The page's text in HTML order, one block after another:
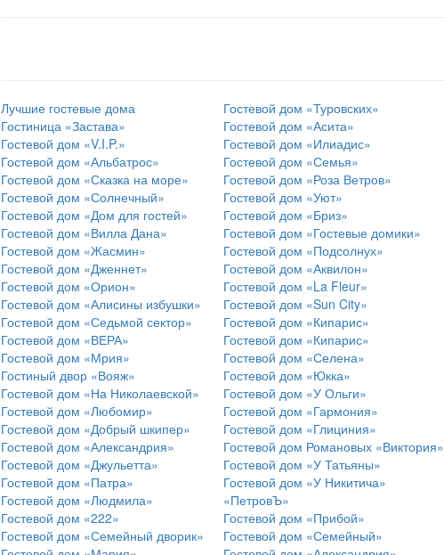
Лучшие гостевые дома Гостевой дом «Туровских»
Гостиница «Застава»
Гостевой дом «Асита»
Гостевой дом «V.I.P.»
Гостевой дом «Илиадис»
Гостевой дом «Альбатрос»
Гостевой дом «Семья»
Гостевой дом «Сказка на море»
Гостевой дом «Роза Ветров»
Гостевой дом «Солнечный»
Гостевой дом «Уют»
Гостевой дом «Дом для гостей»
Гостевой дом «Бриз»
Гостевой дом «Вилла Дана»
Гостевой дом «Гостевые домики»
Гостевой дом «Жасмин»
Гостевой дом «Подсолнух»
Гостевой дом «Дженнет»
Гостевой дом «Аквилон»
Гостевой дом «Орион»
Гостевой дом «La Fleur»
Гостевой дом «Алисины избушки»
Гостевой дом «Sun City»
Гостевой дом «Седьмой сектор»
Гостевой дом «Кипарис»
Гостевой дом «ВЕРА»
Гостевой дом «Кипарис»
Гостевой дом «Мрия»
Гостевой дом «Селена»
Гостиный двор «Вояж»
Гостевой дом «Юкка»
Гостевой дом «На Николаевской»
Гостевой дом «У Ольги»
Гостевой дом «Любомир»
Гостевой дом «Гармония»
Гостевой дом «Добрый шкипер»
Гостевой дом «Глициния»
Гостевой дом «Александрия»
Гостевой дом Романовых «Виктория»
Гостевой дом «Джульетта»
Гостевой дом «У Татьяны»
Гостевой дом «Патра»
Гостевой дом «У Никитича»
Гостевой дом «Людмила»
«ПетровЪ»
Гостевой дом «222»
Гостевой дом «Прибой»
Гостевой дом «Семейный дворик»
Гостевой дом «Семейный»